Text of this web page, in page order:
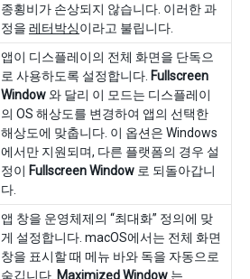
종횡비가 손상되지 않습니다. 이러한 과
정을 레터박싱이라고 불립니다.
앱이 디스플레이의 전체 화면을 단독으
로 사용하도록 설정합니다. Fullscreen
Window와 달리 이 모드는 디스플레이
의 OS 해상도를 변경하여 앱의 선택한
해상도에 맞춥니다. 이 옵션은 Windows
에서만 지원되며, 다른 플랫폼의 경우 설
정이 Fullscreen Window 로 되돌아갑니
다.
앱 창을 운영체제의 “최대화” 정의에 맞
게 설정합니다. macOS에서는 전체 화면
창을 표시할 때 메뉴 바와 독을 자동으로
숨깁니다. Maximized Window 는